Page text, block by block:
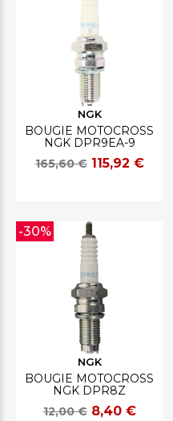
NGK
BOUGIE MOTOCROSS
NGK DPR9EA-9
165,60 € 115,92 €
NGK
BOUGIE MOTOCROSS
NGK DPR8Z
12,00 € 8,40 €
-30%